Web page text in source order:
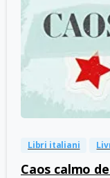
Libri italiani
Caos calmo